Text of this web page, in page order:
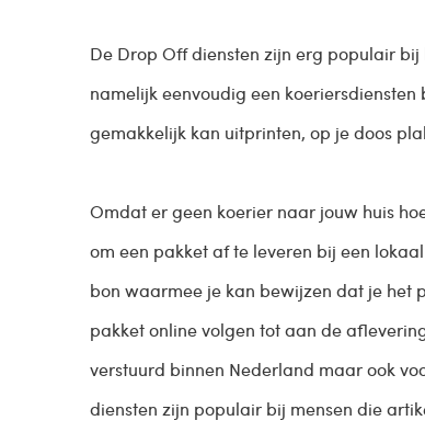
De Drop Off diensten zijn erg populair
namelijk eenvoudig een
gemakkelijk kan uitprinten, op je doos
Omdat er geen koerier naar jouw huis
om een pakket af te leveren bij een
bon waarmee je kan bewijzen dat je het
pakket online volgen tot aan de
verstuurd binnen Nederland maar ook
diensten zijn populair bij mensen die